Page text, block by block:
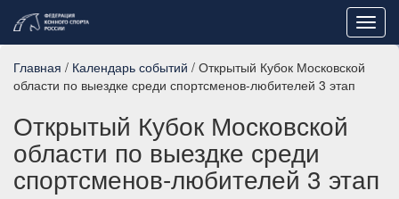
Главная / Календарь событий / Открытый Кубок Московской
области по выездке среди спортсменов-любителей 3 этап
Открытый Кубок Московской
области по выездке среди
спортсменов-любителей 3 этап